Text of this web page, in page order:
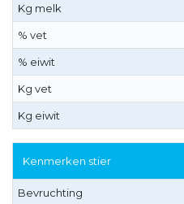
Kg melk
% vet
% eiwit
Kg vet
Kg eiwit
Kenmerken stier
Bevruchting